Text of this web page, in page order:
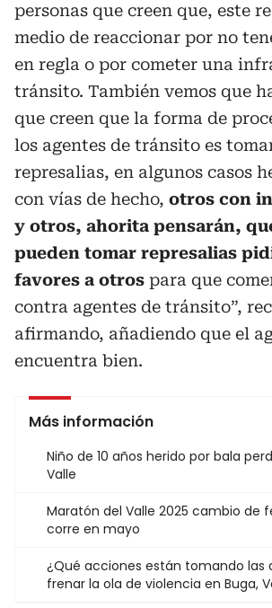
personas que creen que, este
medio de reaccionar por no
en regla o por cometer una
tránsito. También vemos que
que creen que la forma de
los agentes de tránsito es
represalias, en algunos casos
con vías de hecho, otros con
y otros, ahorita pensarán,
pueden tomar represalias
favores a otros para que
contra agentes de tránsito”,
afirmando, añadiendo que el
encuentra bien.
Más información
Niño de 10 años herido por bala
Valle
Maratón del Valle 2025 cambio de
corre en mayo
¿Qué acciones están tomando las
frenar la ola de violencia en Buga,